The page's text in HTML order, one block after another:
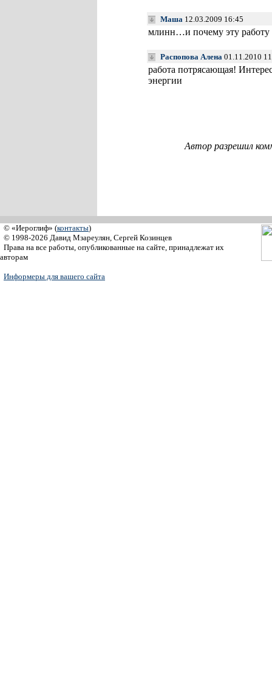
Маша 12.03.2009 16:45
млинн…и почему эту
Распопова Алена 01.11.2010
работа потрясающая!
энергии
Автор разрешил
© «Иероглиф» (контакты)
© 1998-2026 Давид Мзареулян, Сергей Козинцев
Права на все работы, опубликованные на сайте, принадлежат их
авторам
Информеры для вашего сайта